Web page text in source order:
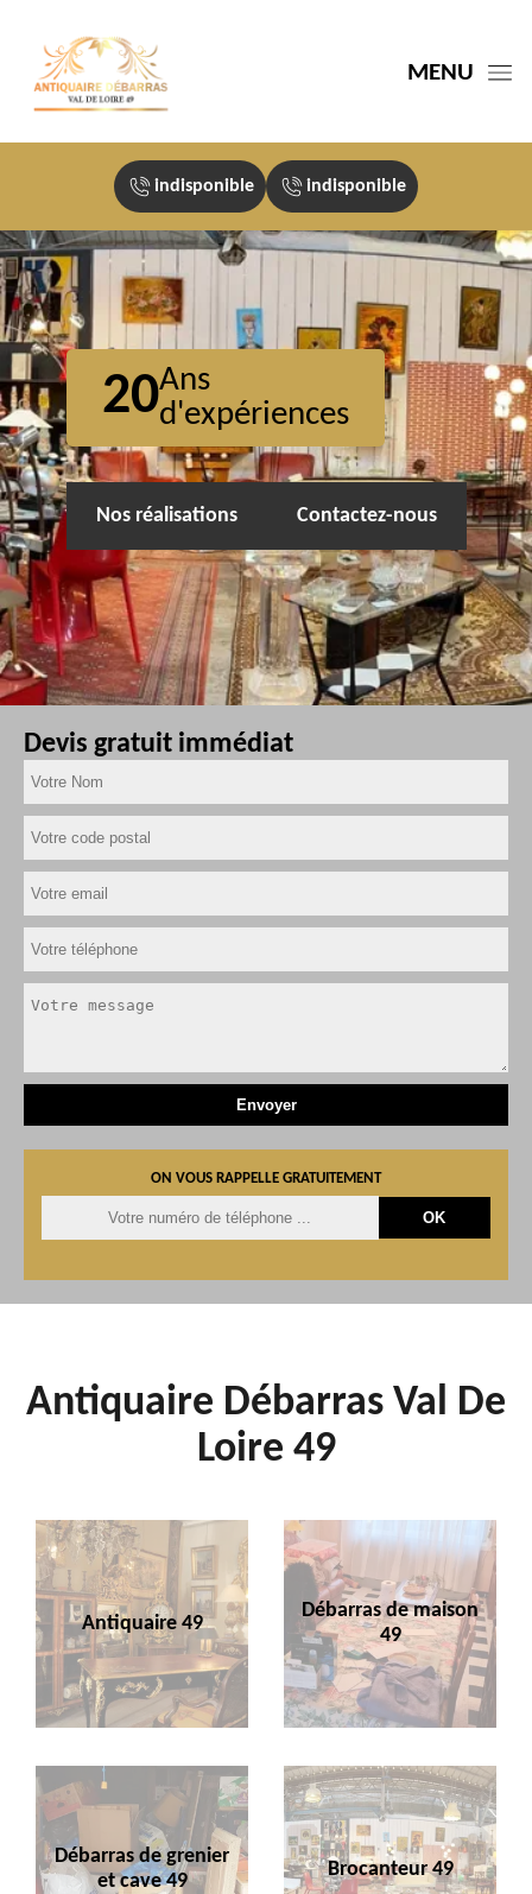
MENU
indisponible indisponible
20Ans
d'expériences
Nos réalisations Contactez-nous
Devis gratuit immédiat
ON VOUS RAPPELLE GRATUITEMENT
Antiquaire Débarras Val De
Loire 49
Antiquaire 49
Débarras de maison
49
Débarras de grenier
et cave 49
Brocanteur 49